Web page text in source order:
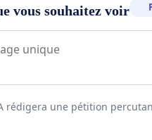
vous souhaitez voir
rédigera une pétition